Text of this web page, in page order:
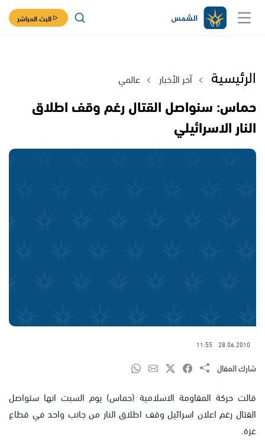
البث المباشر
الرئيسية آخر الأخبار عالمي
حماس: سنواصل القتال رغم وقف اطلاق
النار الاسرائيلي
28.06.2010
11:55
شارك المقال
قالت حركة المقاومة الاسلامية (حماس) يوم السبت انها ستواصل
القتال رغم اعلان اسرائيل وقف اطلاق النار من جانب واحد في قطاع
غزة.